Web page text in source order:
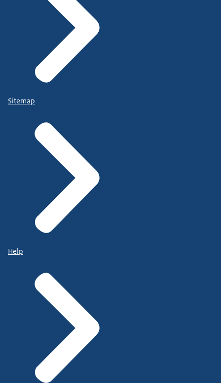
Sitemap
Help